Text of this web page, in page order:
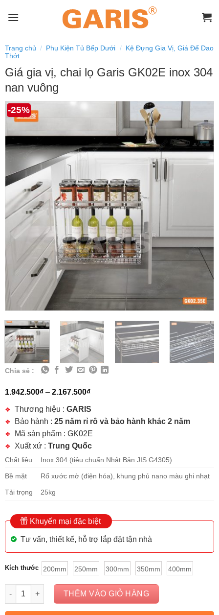
Trang chủ / Phụ Kiện Tủ Bếp Dưới / Kệ Đựng Gia Vị, Giá Để Dao
Thớt
Giá gia vị, chai lọ Garis GK02E inox 304
nan vuông
-25%
Chia sẻ :
1.942.500₫– 2.167.500₫
Thương hiệu : GARIS
Bảo hành : 25 năm rỉ rô và bảo hành khác 2 năm
Mã sản phẩm : GK02E
Xuất xứ : Trung Quốc
Chất liệu Inox 304 (tiêu chuẩn Nhật Bản JIS G4305)
Bề mặt Rổ xước mờ (điện hóa), khung phủ nano màu ghi nhạt
Tải trọng 25kg
Khuyến mại đặc biệt
Tư vấn, thiết kế, hỗ trợ lắp đặt tận nhà
Kích thước 200mm 250mm 300mm 350mm 400mm
Giá gia vị, chai lọ Garis GK02E inox 304 nan vuông số lượng
THÊM VÀO GIỎ HÀNG